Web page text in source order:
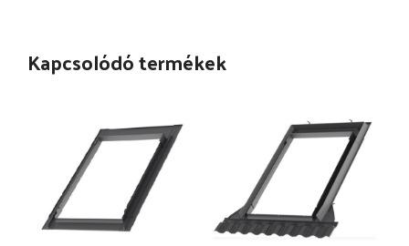
Kapcsolódó termékek